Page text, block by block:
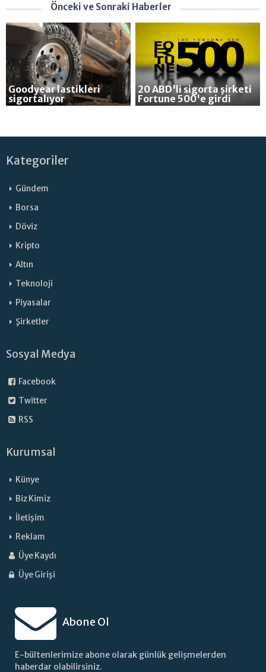
Önceki ve Sonraki Haberler
Goodyear lastikleri
sigortalıyor
20 ABD'li sigorta şirketi
Fortune 500'e girdi
Kategoriler
Gündem
Borsa
Döviz
Kripto
Altın
Teknoloji
Piyasalar
Şirketler
Sosyal Medya
Facebook
Twitter
RSS
Kurumsal
Künye
Biz Kimiz
İletişim
Reklam
Üye Kaydı
Üye Girişi
Abone Ol
E-bültenlerimize abone olarak günlük gelişmelerden
haberdar olabilirsiniz.